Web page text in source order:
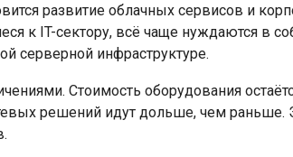
развитие облачных сервисов и
к IT-сектору, всё чаще нуждаются в
серверной инфраструктуре.
Стоимость оборудования
решений идут дольше, чем раньше.